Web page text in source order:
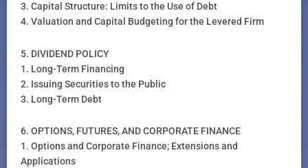
3. Capital Structure: Limits to the Use of Debt
4. Valuation and Capital Budgeting for the Levered Firm
5. DIVIDEND POLICY
1. Long-Term Financing
2. Issuing Securities to the Public
3. Long-Term Debt
6. OPTIONS, FUTURES, AND CORPORATE FINANCE
1. Options and Corporate Finance; Extensions and
Applications